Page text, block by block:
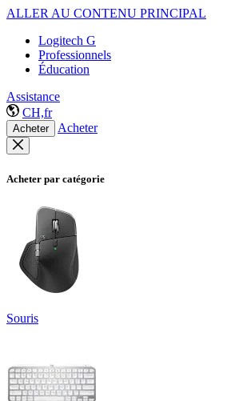
ALLER AU CONTENU PRINCIPAL
Logitech G
Professionnels
Éducation
Assistance
CH,fr
Acheter Acheter
Acheter par catégorie
Souris